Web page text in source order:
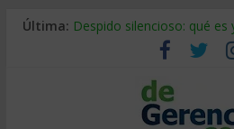
Última: Despido silencioso: qué
La economía de
Los 8 pasos de Kotter:
Gestión de proyectos con
IA y creatividad: cómo